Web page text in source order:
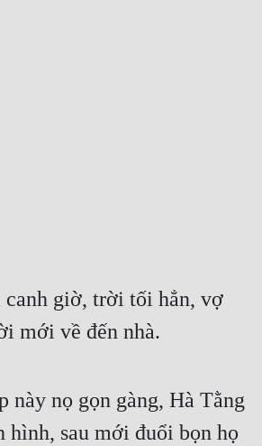
canh giờ, trời tối hẳn, vợ
mới về đến nhà.
này nọ gọn gàng, Hà Tằng
hình, sau mới đuổi bọn họ